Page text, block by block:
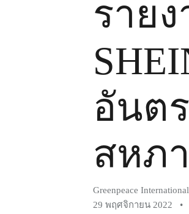
ราย
อันต
สหภ
Greenpeace International
29 พฤศจิกายน 2022
•